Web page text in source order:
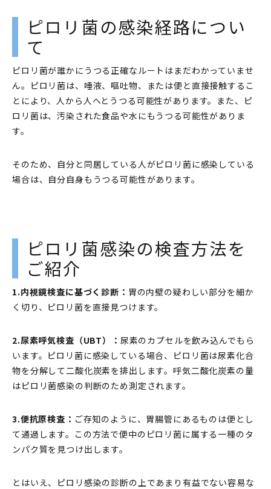
ピロリ菌の感染経路につい
て
ピロリ菌が誰かにうつる正確なルートはまだわかっていませ
ん。ピロリ菌は、唾液、嘔吐物、または便と直接接触するこ
とにより、人から人へとうつる可能性があります。また、ピ
ロリ菌は、汚染された食品や水にもうつる可能性がありま
す。
そのため、自分と同居している人がピロリ菌に感染している
場合は、自分自身もうつる可能性があります。
ピロリ菌感染の検査方法を
ご紹介
1.内視鏡検査に基づく診断： 胃の内壁の疑わしい部分を細か
く切り、ピロリ菌を直接見つけます。
2.尿素呼気検査（UBT）： 尿素のカプセルを飲み込んでもら
います。ピロリ菌に感染している場合、ピロリ菌は尿素化合
物を分解して二酸化炭素を排出します。呼気二酸化炭素の量
はピロリ菌感染の判断のため測定されます。
3.便抗原検査： ご存知のように、胃腸管にあるものは便とし
て通過します。この方法で便中のピロリ菌に属する一種のタ
ンパク質を見つけ出します。
とはいえ、ピロリ感染の診断の上であまり有益でない容易な